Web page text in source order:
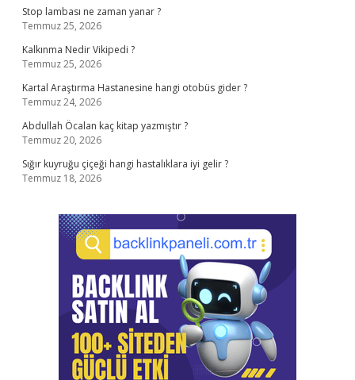
Stop lambası ne zaman yanar ?
Temmuz 25, 2026
Kalkınma Nedir Vikipedi ?
Temmuz 25, 2026
Kartal Araştırma Hastanesine hangi otobüs gider ?
Temmuz 24, 2026
Abdullah Öcalan kaç kitap yazmıştır ?
Temmuz 20, 2026
Sığır kuyruğu çiçeği hangi hastalıklara iyi gelir ?
Temmuz 18, 2026